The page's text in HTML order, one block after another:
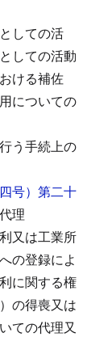
しての活
しての活動
ける補佐
についての
う手続上の
号）第二十
理
又は工業所
の登録によ
に関する権
の得喪又は
ての代理又